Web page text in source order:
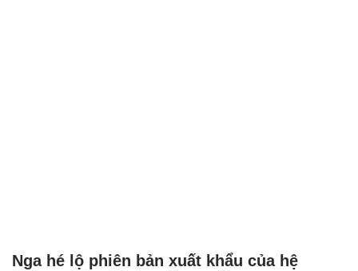
Nga hé lộ phiên bản xuất khẩu của hệ